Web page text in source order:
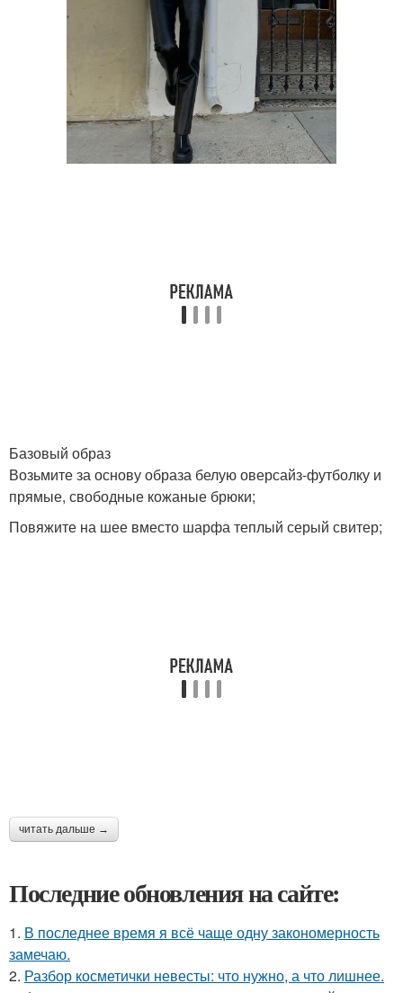
Базовый образ
Возьмите за основу образа белую оверсайз-футболку и
прямые, свободные кожаные брюки;
Повяжите на шее вместо шарфа теплый серый свитер;
читать дальше →
Последние обновления на сайте:
1. В последнее время я всё чаще одну закономерность
замечаю.
2. Разбор косметички невесты: что нужно, а что лишнее.